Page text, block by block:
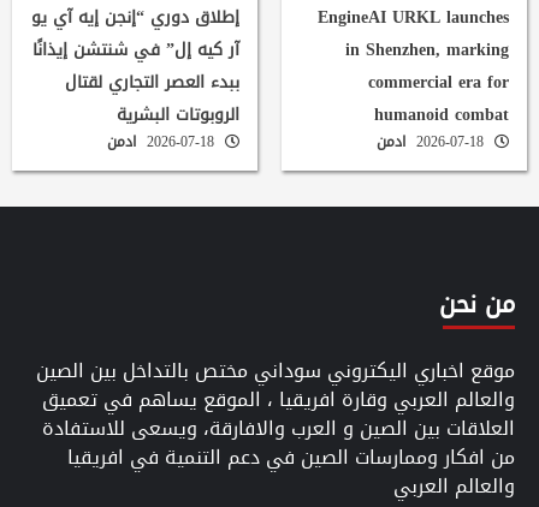
EngineAI URKL launches
in Shenzhen, marking
commercial era for
humanoid combat
ادمن
إطلاق دوري “إنجن إيه آي يو
آر كيه إل” في شنتشن إيذانًا
ببدء العصر التجاري لقتال
الروبوتات البشرية
ادمن
من نحن
موقع اخباري اليكتروني سوداني مختص بالتداخل بين الصين
والعالم العربي وقارة افريقيا ، الموقع يساهم في تعميق
العلاقات بين الصين و العرب والافارقة، ويسعى للاستفادة
من افكار وممارسات الصين في دعم التنمية في افريقيا
والعالم العربي